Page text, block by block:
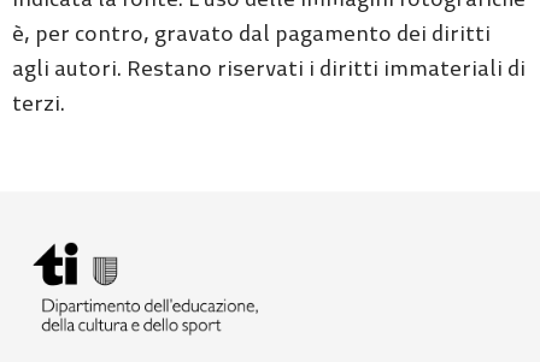
è, per contro, gravato dal pagamento dei diritti
agli autori. Restano riservati i diritti immateriali di
terzi.